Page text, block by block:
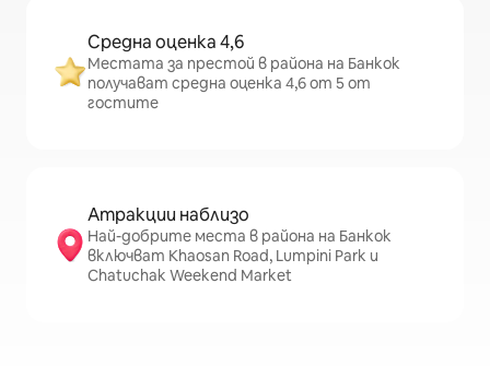
Средна оценка 4,6
Местата за престой в района на Банкок
получават средна оценка 4,6 от 5 от
гостите
Атракции наблизо
Най-добрите места в района на Банкок
включват Khaosan Road, Lumpini Park и
Chatuchak Weekend Market